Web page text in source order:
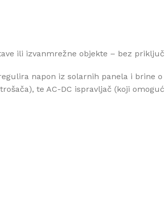
ili izvanmrežne objekte – bez
napon iz solarnih panela i brine
te AC-DC ispravljač (koji